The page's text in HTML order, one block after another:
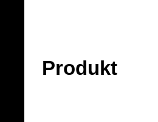
Produkt